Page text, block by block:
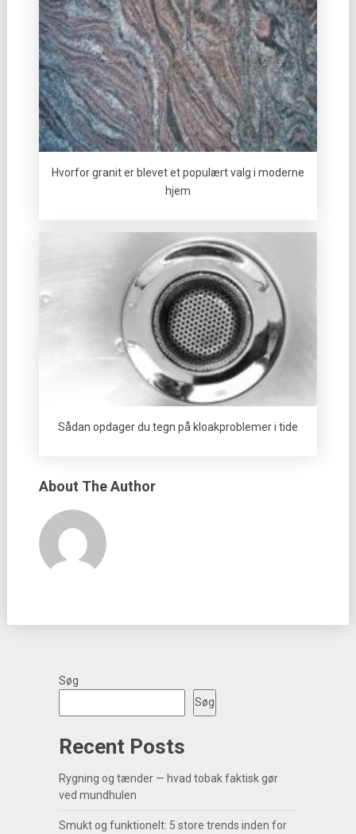
Hvorfor granit er blevet et populært valg i moderne
hjem
Sådan opdager du tegn på kloakproblemer i tide
About The Author
Søg
Søg
Recent Posts
Rygning og tænder — hvad tobak faktisk gør
ved mundhulen
Smukt og funktionelt: 5 store trends inden for